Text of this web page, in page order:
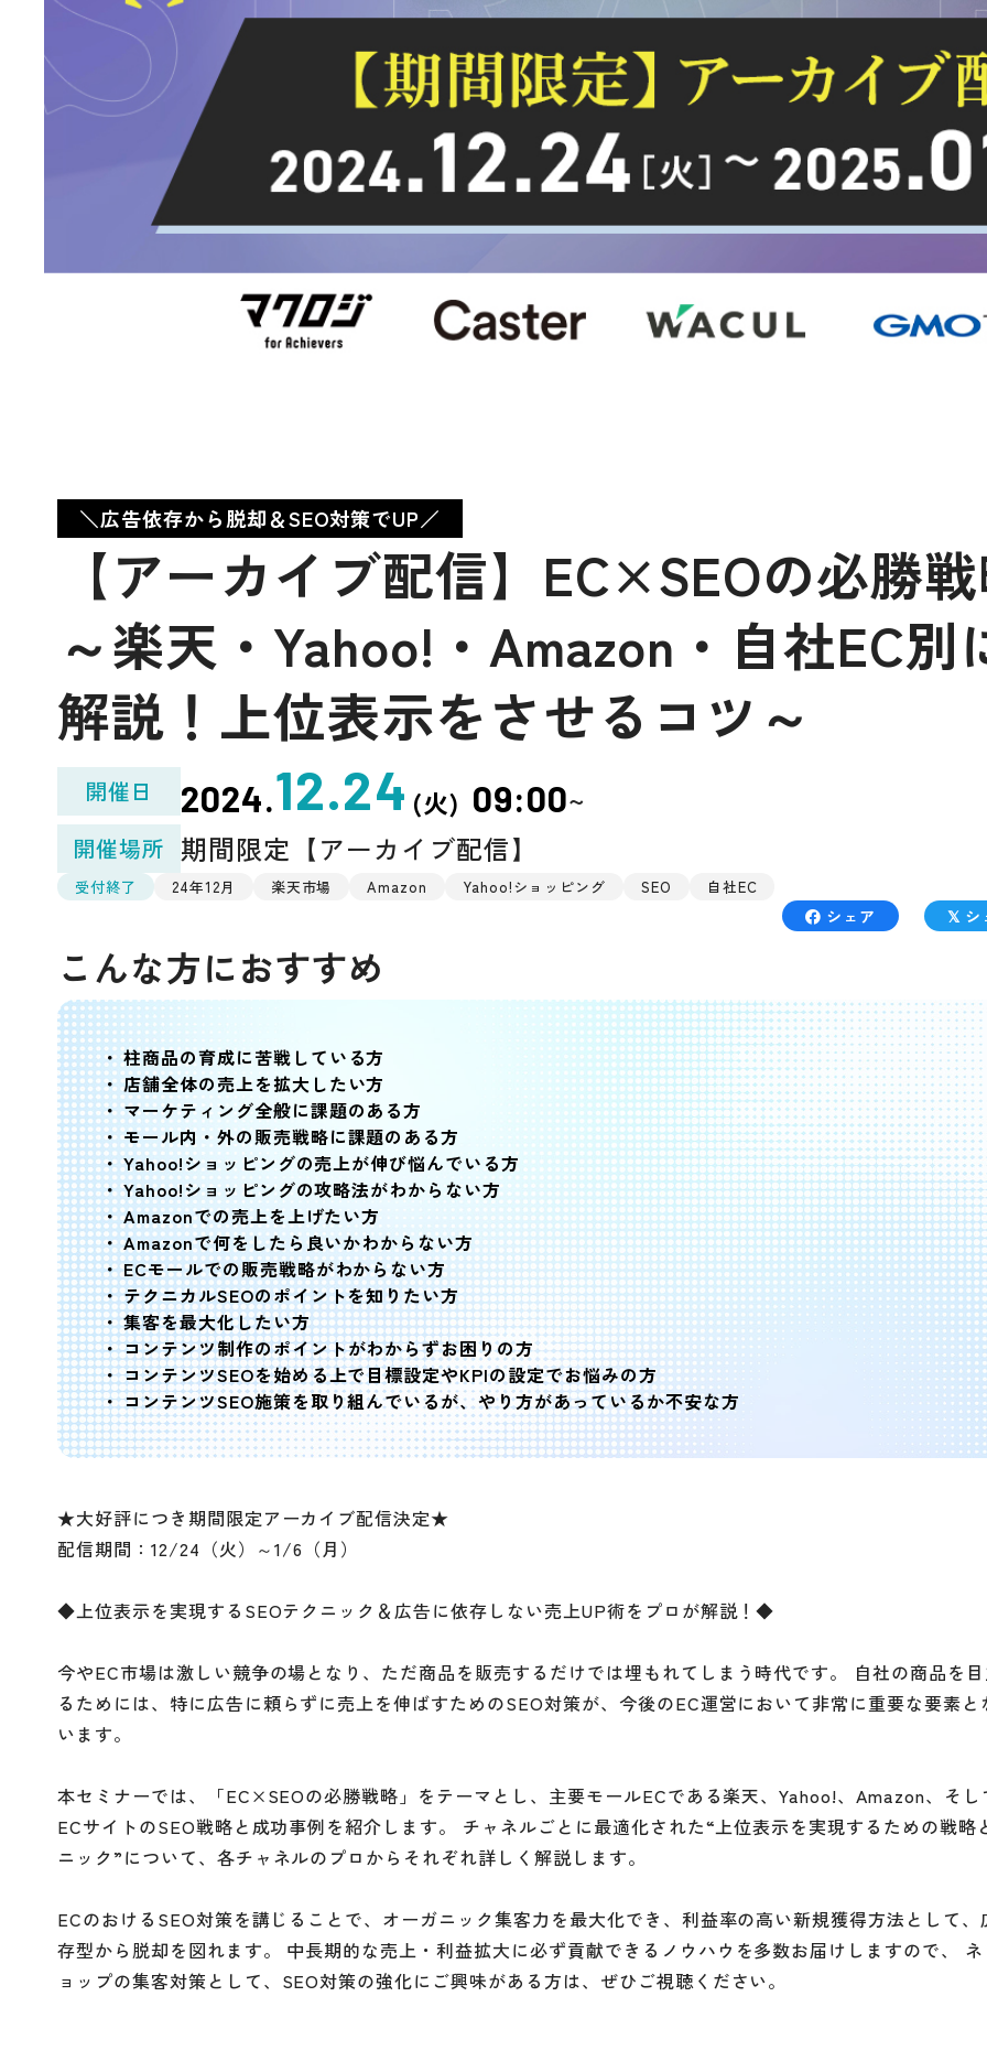
＼広告依存から脱却＆SEO対策でUP／
【アーカイブ配信】EC×SEOの必勝
～楽天・Yahoo!・Amazon・自社EC別
解説！上位表示をさせるコツ～
開催日 2024.12.24 (火) 09:00~
開催場所 期間限定【アーカイブ配信】
受付終了 24年12月 楽天市場 Amazon Yahoo!ショッピング SEO 自社EC
シェア シ
こんな方におすすめ
柱商品の育成に苦戦している方
店舗全体の売上を拡大したい方
マーケティング全般に課題のある方
モール内・外の販売戦略に課題のある方
Yahoo!ショッピングの売上が伸び悩んでいる方
Yahoo!ショッピングの攻略法がわからない方
Amazonでの売上を上げたい方
Amazonで何をしたら良いかわからない方
ECモールでの販売戦略がわからない方
テクニカルSEOのポイントを知りたい方
集客を最大化したい方
コンテンツ制作のポイントがわからずお困りの方
コンテンツSEOを始める上で目標設定やKPIの設定でお悩みの方
コンテンツSEO施策を取り組んでいるが、やり方があっているか不安な方
★大好評につき期間限定アーカイブ配信決定★
配信期間：12/24（火）～1/6（月）
◆上位表示を実現するSEOテクニック＆広告に依存しない売上UP術をプロが解説！◆
今やEC市場は激しい競争の場となり、ただ商品を販売するだけでは埋もれてしまう時代です。 自社の商品を
るためには、特に広告に頼らずに売上を伸ばすためのSEO対策が、今後のEC運営において非常に重要な要素と
います。
本セミナーでは、「EC×SEOの必勝戦略」をテーマとし、主要モールECである楽天、Yahoo!、Amazon、そし
ECサイトのSEO戦略と成功事例を紹介します。 チャネルごとに最適化された“上位表示を実現するための戦略
ニック”について、各チャネルのプロからそれぞれ詳しく解説します。
ECのおけるSEO対策を講じることで、オーガニック集客力を最大化でき、利益率の高い新規獲得方法として、
存型から脱却を図れます。 中長期的な売上・利益拡大に必ず貢献できるノウハウを多数お届けしますので、
ョップの集客対策として、SEO対策の強化にご興味がある方は、ぜひご視聴ください。